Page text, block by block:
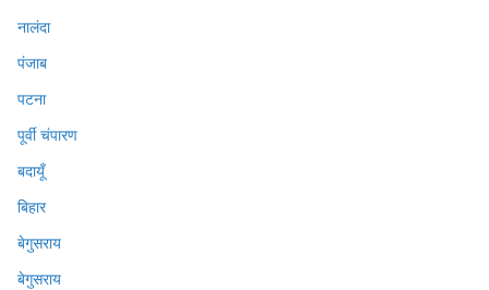
नालंदा
पंजाब
पटना
पूर्वी चंपारण
बदायूँ
बिहार
बेगुसराय
बेगुसराय